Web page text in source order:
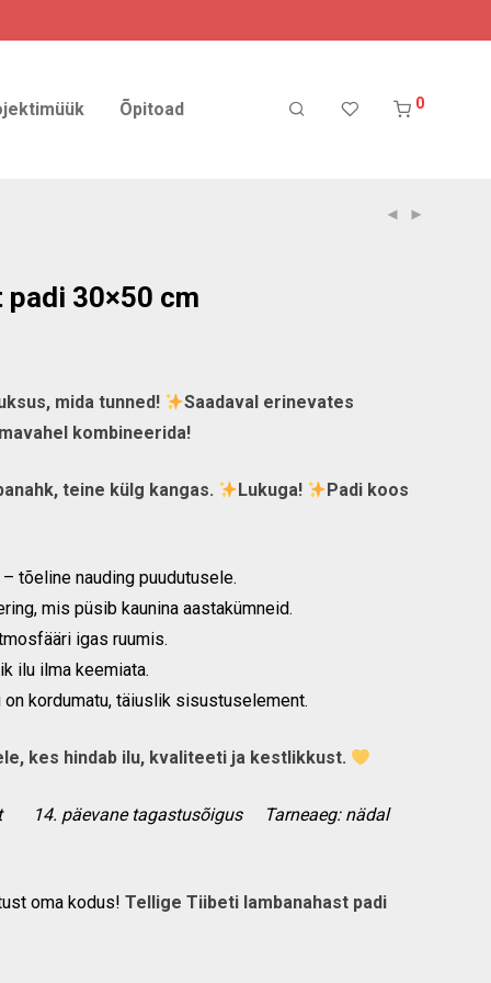
Õpitoad 0
30×50 cm
mida tunned!
Saadaval erinevates
kombineerida!
teine külg kangas. Lukuga!
Padi koos
– tõeline nauding puudutusele.
mis püsib kaunina aastakümneid.
igas ruumis.
ilu ilma keemiata.
on kordumatu, täiuslik sisustuselement.
kes hindab ilu, kvaliteeti ja kestlikkust.
14. päevane tagastusõigus Tarneaeg: nädal
oma kodus! Tellige Tiibeti lambanahast padi